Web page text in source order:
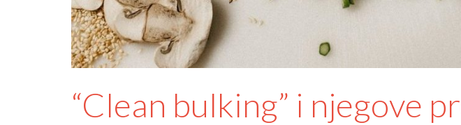
“Clean bulking” i njegove